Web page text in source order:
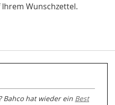
Wunschzettel.
Bahco hat wieder ein Best